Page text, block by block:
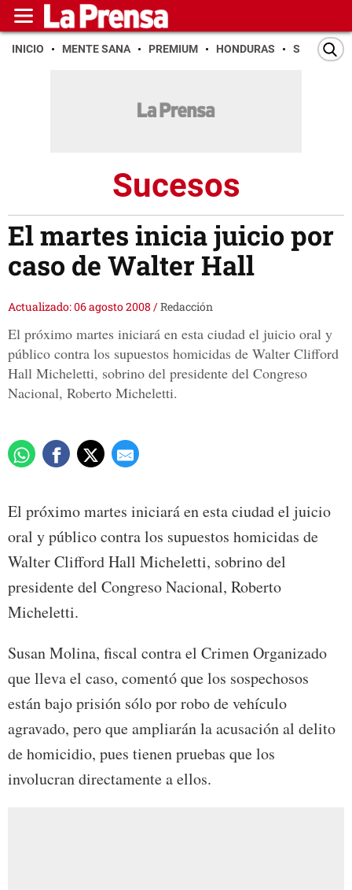
INICIO MENTE SANA PREMIUM HONDURAS SAN PEDRO
Sucesos
El martes inicia juicio por
caso de Walter Hall
Actualizado: 06 agosto 2008 /Redacción
El próximo martes iniciará en esta ciudad el juicio oral y
público contra los supuestos homicidas de Walter Clifford
Hall Micheletti, sobrino del presidente del Congreso
Nacional, Roberto Micheletti.
El próximo martes iniciará en esta ciudad el juicio
oral y público contra los supuestos homicidas de
Walter Clifford Hall Micheletti, sobrino del
presidente del Congreso Nacional, Roberto
Micheletti.
Susan Molina, fiscal contra el Crimen Organizado
que lleva el caso, comentó que los sospechosos
están bajo prisión sólo por robo de vehículo
agravado, pero que ampliarán la acusación al delito
de homicidio, pues tienen pruebas que los
involucran directamente a ellos.